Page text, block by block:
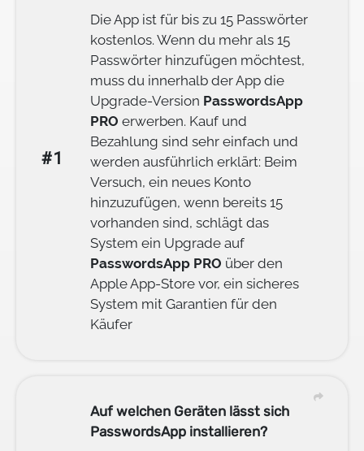
#1
Die App ist für bis zu 15 Passwörter
kostenlos. Wenn du mehr als 15
Passwörter hinzufügen möchtest,
muss du innerhalb der App die
Upgrade-Version PasswordsApp
PRO erwerben. Kauf und
Bezahlung sind sehr einfach und
werden ausführlich erklärt: Beim
Versuch, ein neues Konto
hinzuzufügen, wenn bereits 15
vorhanden sind, schlägt das
System ein Upgrade auf
PasswordsApp PRO über den
Apple App-Store vor, ein sicheres
System mit Garantien für den
Käufer
Auf welchen Geräten lässt sich
PasswordsApp installieren?